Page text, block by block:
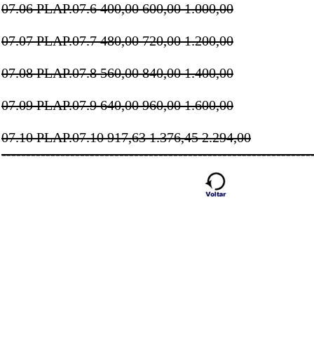
07.06 PLAP.07.6 400,00 600,00 1.000,00
07.07 PLAP.07.7 480,00 720,00 1.200,00
07.08 PLAP.07.8 560,00 840,00 1.400,00
07.09 PLAP.07.9 640,00 960,00 1.600,00
07.10 PLAP.07.10 917,63 1.376,45 2.294,00